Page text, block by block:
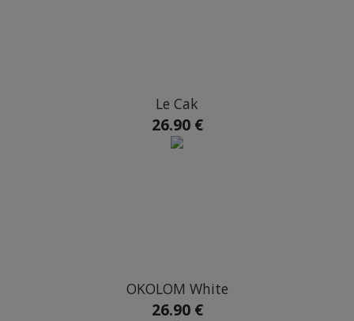
Le Cak
26.90 €
OKOLOM White
26.90 €